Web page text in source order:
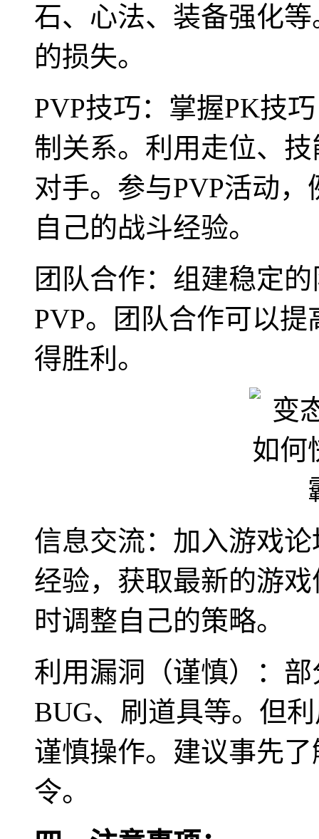
石、心法、装备强化
的损失。
PVP技巧：掌握PK技
制关系。利用走位、
对手。参与PVP活动
自己的战斗经验。
团队合作：组建稳定
PVP。团队合作可以
得胜利。
信息交流：加入游戏
经验，获取最新的游
时调整自己的策略。
利用漏洞（谨慎）：
BUG、刷道具等。但
谨慎操作。建议事先
令。